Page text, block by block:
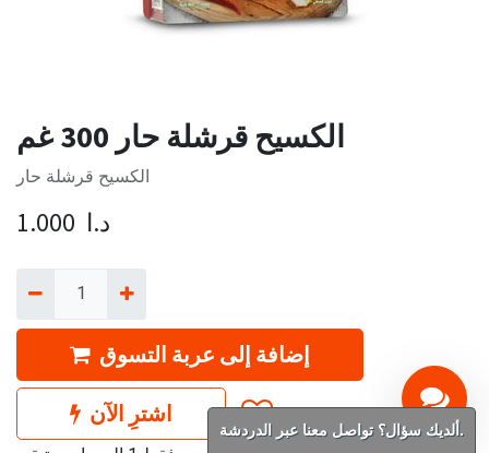
الكسيح قرشلة حار 300 غم
الكسيح قرشلة حار
1.000 د.ا
إضافة إلى عربة التسوق
اشترِ الآن
ألديك سؤال؟ تواصل معنا عبر الدردشة.